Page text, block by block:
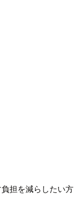
担を減らしたい方